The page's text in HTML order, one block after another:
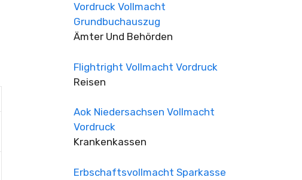
Vordruck Vollmacht
Grundbuchauszug
Ämter Und Behörden
Flightright Vollmacht Vordruck
Reisen
Aok Niedersachsen Vollmacht
Vordruck
Krankenkassen
Erbschaftsvollmacht Sparkasse